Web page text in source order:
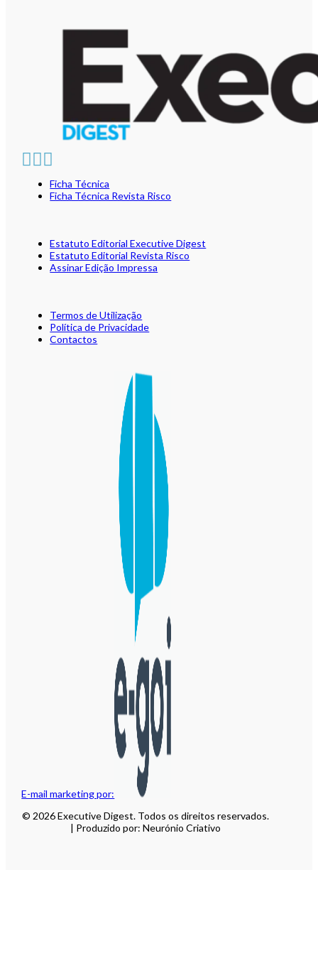
E-mail marketing por:
Ficha Técnica
Ficha Técnica Revista Risco
Estatuto Editorial Executive Digest
Estatuto Editorial Revista Risco
Assinar Edição Impressa
Termos de Utilização
Política de Privacidade
Contactos
© 2026 Executive Digest. Todos os direitos reservados.
| Produzido por: Neurónio Criativo